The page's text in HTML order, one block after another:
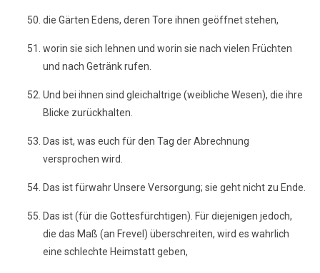
die Gärten Edens, deren Tore ihnen geöffnet stehen,
worin sie sich lehnen und worin sie nach vielen Früchten
und nach Getränk rufen.
Und bei ihnen sind gleichaltrige (weibliche Wesen), die ihre
Blicke zurückhalten.
Das ist, was euch für den Tag der Abrechnung
versprochen wird.
Das ist fürwahr Unsere Versorgung; sie geht nicht zu Ende.
Das ist (für die Gottesfürchtigen). Für diejenigen jedoch,
die das Maß (an Frevel) überschreiten, wird es wahrlich
eine schlechte Heimstatt geben,